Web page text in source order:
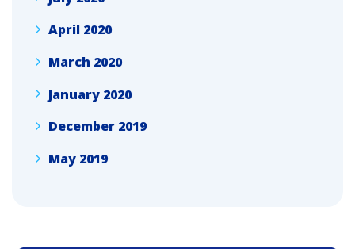
April 2020
March 2020
January 2020
December 2019
May 2019